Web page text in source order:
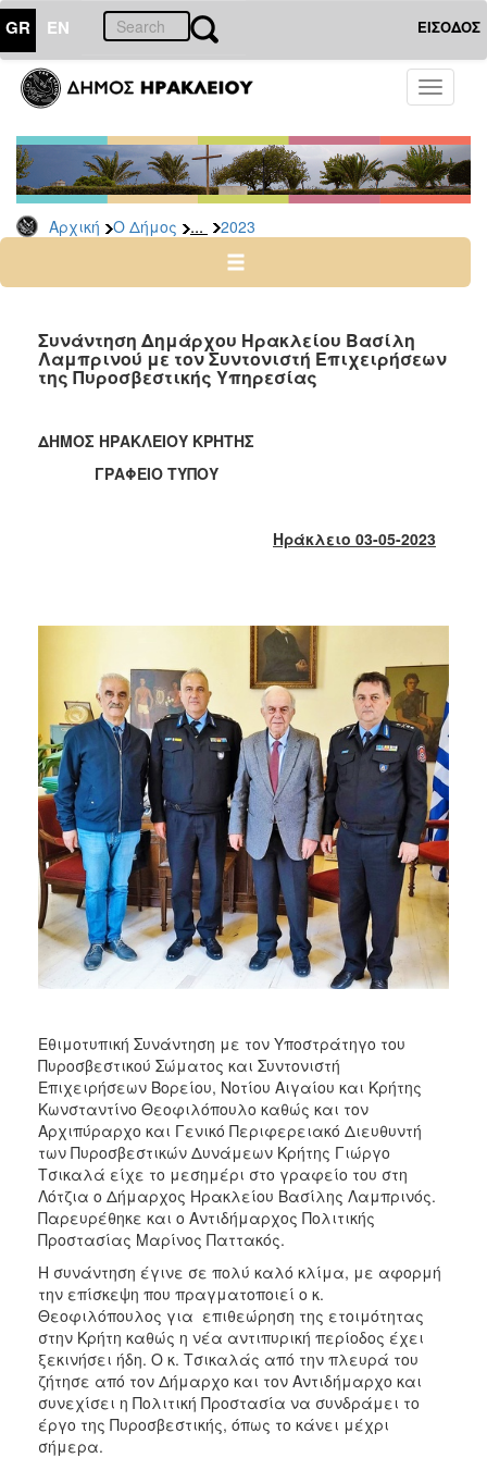
GR EN ΕΙΣΟΔΟΣ
Toggle
Αρχική Ο Δήμος ... 2023
ΔΗΜΟΣ
Δελτία
Τύπου
Αρχείο
2026
2024
2022
2021
2013
2011
2010
2006
ΤΟΠΟΣ
ΠΟΛΙΤΙΣΜΟΣ
ΑΝΘΕΚΤΙΚΗ
Συνάντηση Δημάρχου Ηρακλείου Βασίλη
Λαμπρινού με τον Συντονιστή Επιχειρήσεων
της Πυροσβεστικής Υπηρεσίας
ΔΗΜΟΣ ΗΡΑΚΛΕΙΟΥ ΚΡΗΤΗΣ
ΓΡΑΦΕΙΟ ΤΥΠΟΥ
Ηράκλειο 03-05-2023
Εθιμοτυπική Συνάντηση με τον Υποστράτηγο του
Πυροσβεστικού Σώματος και Συντονιστή
Επιχειρήσεων Βορείου, Νοτίου Αιγαίου και Κρήτης
Κωνσταντίνο Θεοφιλόπουλο καθώς και τον
Αρχιπύραρχο και Γενικό Περιφερειακό Διευθυντή
των Πυροσβεστικών Δυνάμεων Κρήτης Γιώργο
Τσικαλά είχε το μεσημέρι στο γραφείο του στη
Λότζια ο Δήμαρχος Ηρακλείου Βασίλης Λαμπρινός.
Παρευρέθηκε και ο Αντιδήμαρχος Πολιτικής
Προστασίας Μαρίνος Παττακός.
Η συνάντηση έγινε σε πολύ καλό κλίμα, με αφορμή
την επίσκεψη που πραγματοποιεί ο κ.
Θεοφιλόπουλος για επιθεώρηση της ετοιμότητας
στην Κρήτη καθώς η νέα αντιπυρική περίοδος έχει
ξεκινήσει ήδη. Ο κ. Τσικαλάς από την πλευρά του
ζήτησε από τον Δήμαρχο και τον Αντιδήμαρχο και
συνεχίσει η Πολιτική Προστασία να συνδράμει το
έργο της Πυροσβεστικής, όπως το κάνει μέχρι
σήμερα.